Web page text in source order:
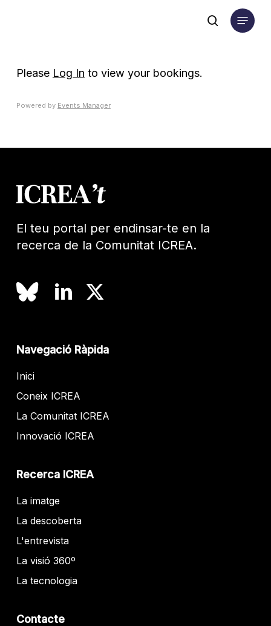
search
Menu
Please Log In to view your bookings.
Powered by Events Manager
El teu portal per endinsar-te en la
recerca de la Comunitat ICREA.
Navegació Ràpida
Inici
Coneix ICREA
La Comunitat ICREA
Innovació ICREA
Recerca ICREA
La imatge
La descoberta
L'entrevista
La visió 360º
La tecnologia
Contacte